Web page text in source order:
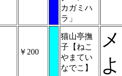
カガミハ
ラ」
￥200
猫山亭撫
子【ねこ
やまてい
なでこ】